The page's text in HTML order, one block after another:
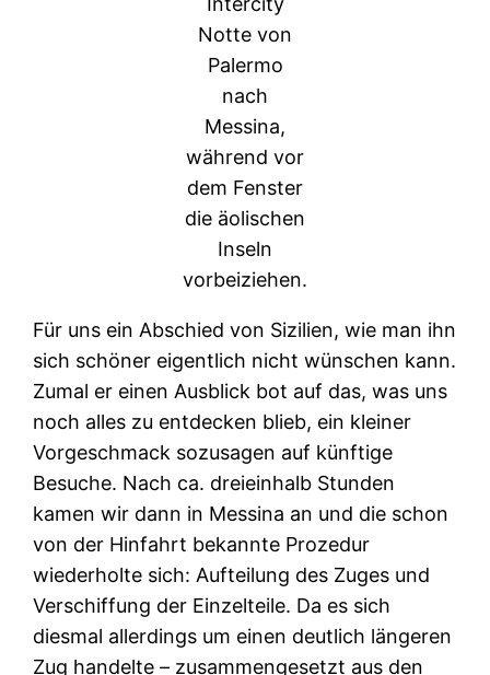
Notte von
Palermo
nach
Messina,
während vor
dem Fenster
die äolischen
Inseln
vorbeiziehen.
Für uns ein Abschied von Sizilien, wie man ihn
sich schöner eigentlich nicht wünschen kann.
Zumal er einen Ausblick bot auf das, was uns
noch alles zu entdecken blieb, ein kleiner
Vorgeschmack sozusagen auf künftige
Besuche. Nach ca. dreieinhalb Stunden
kamen wir dann in Messina an und die schon
von der Hinfahrt bekannte Prozedur
wiederholte sich: Aufteilung des Zuges und
Verschiffung der Einzelteile. Da es sich
diesmal allerdings um einen deutlich längeren
Zug handelte – zusammengesetzt aus den